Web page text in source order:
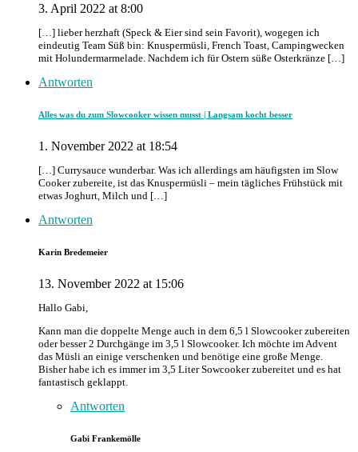
3. April 2022 at 8:00
[…] lieber herzhaft (Speck & Eier sind sein Favorit), wogegen ich
eindeutig Team Süß bin: Knuspermüsli, French Toast, Campingwecken
mit Holundermarmelade. Nachdem ich für Ostern süße Osterkränze […]
Antworten
Alles was du zum Slowcooker wissen musst | Langsam kocht besser
1. November 2022 at 18:54
[…] Currysauce wunderbar. Was ich allerdings am häufigsten im Slow
Cooker zubereite, ist das Knuspermüsli – mein tägliches Frühstück mit
etwas Joghurt, Milch und […]
Antworten
Karin Bredemeier
13. November 2022 at 15:06
Hallo Gabi,
Kann man die doppelte Menge auch in dem 6,5 l Slowcooker zubereiten
oder besser 2 Durchgänge im 3,5 l Slowcooker. Ich möchte im Advent
das Müsli an einige verschenken und benötige eine große Menge.
Bisher habe ich es immer im 3,5 Liter Sowcooker zubereitet und es hat
fantastisch geklappt.
Antworten
Gabi Frankemölle